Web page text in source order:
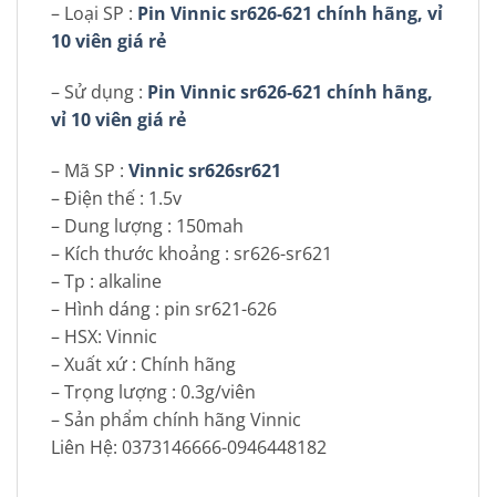
– Loại SP : Pin Vinnic sr626-621 chính hãng, vỉ
10 viên giá rẻ
– Sử dụng : Pin Vinnic sr626-621 chính hãng,
vỉ 10 viên giá rẻ
– Mã SP : Vinnic sr626sr621
– Điện thế : 1.5v
– Dung lượng : 150mah
– Kích thước khoảng : sr626-sr621
– Tp : alkaline
– Hình dáng : pin sr621-626
– HSX: Vinnic
– Xuất xứ : Chính hãng
– Trọng lượng : 0.3g/viên
– Sản phẩm chính hãng Vinnic
Liên Hệ: 0373146666-0946448182